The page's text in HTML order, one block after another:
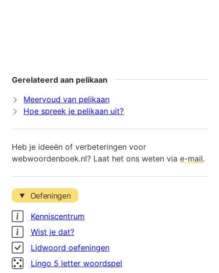
Gerelateerd aan pelikaan
Meervoud van pelikaan
Hoe spreek je pelikaan uit?
Heb je ideeën of verbeteringen voor
webwoordenboek.nl? Laat het ons weten via e-mail.
Oefeningen
Kenniscentrum
Wist je dat?
Lidwoord oefeningen
Lingo 5 letter woordspel